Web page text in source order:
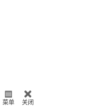
菜单 关闭